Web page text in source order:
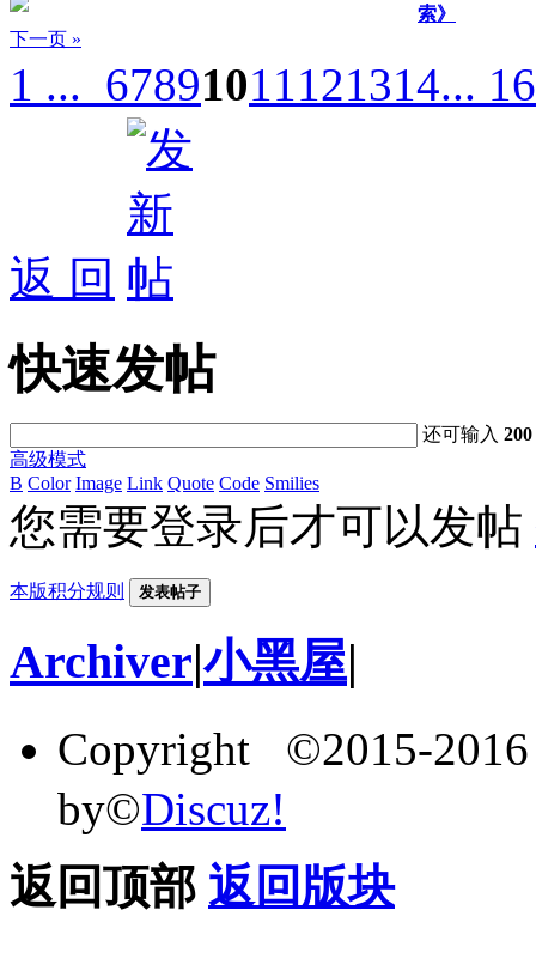
索》
下一页 »
1 ... 67891011121314... 16
返 回
快速发帖
还可输入200
高级模式
B Color Image Link Quote Code Smilies
您需要登录后才可以发帖
本版积分规则 发表帖子
Archiver|小黑屋|
Copyright ©2015-
by©Discuz!
返回顶部 返回版块